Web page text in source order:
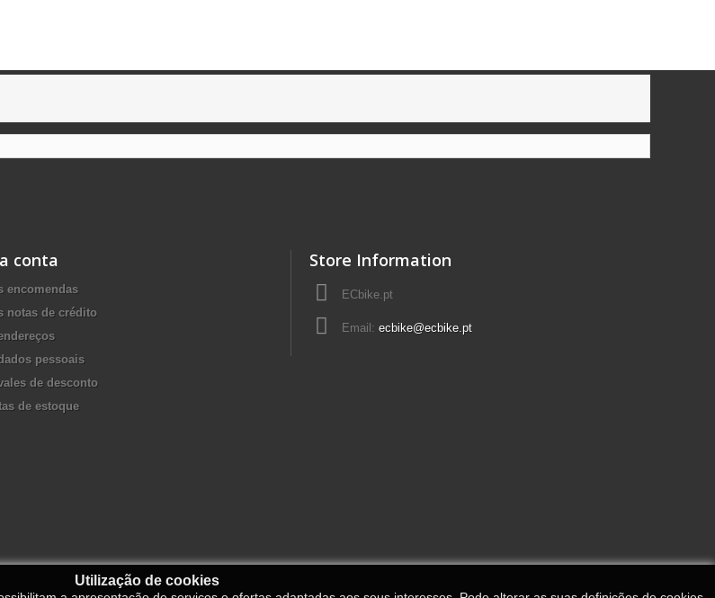
conta
encomendas
notas de crédito
pessoais
de desconto
de estoque
Store Information
ECbike.pt
Email: ecbike@ecbike.pt
Utilização de cookies